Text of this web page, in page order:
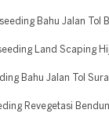
Bahu Jalan Tol
Land Scaping
Bahu Jalan Tol
Revegetasi